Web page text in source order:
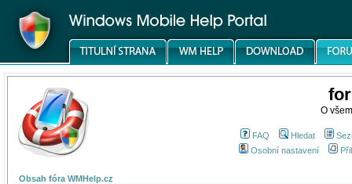
O
FAQ Hledat
Osobní nastavení
Obsah fóra WMHelp.cz